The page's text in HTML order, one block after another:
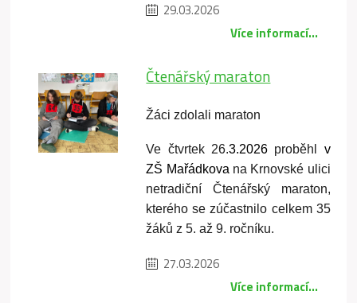
29.03.2026
Více informací...
Čtenářský maraton
Žáci zdolali maraton
Ve čtvrtek 26.3.2026 proběhl v
ZŠ Mařádkova na Krnovské ulici
netradiční Čtenářský maraton,
kterého se zúčastnilo celkem 35
žáků z 5. až 9. ročníku.
27.03.2026
Více informací...